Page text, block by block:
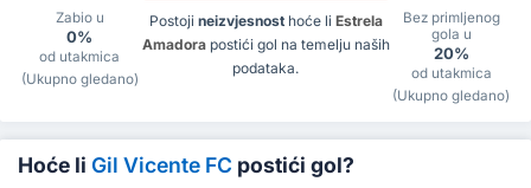
Zabio u
0%
od utakmica
(Ukupno gledano)
Postoji neizvjesnosthoće li Estrela
Amadorapostići gol na temelju naših
podataka.
Bez primljenog
gola u
20%
od utakmica
(Ukupno gledano)
Hoće li Gil Vicente FC postići gol?